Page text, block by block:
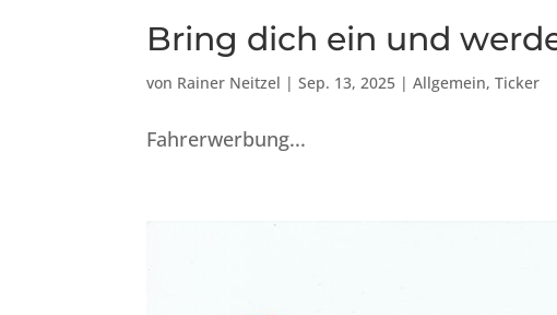
Bring dich ein und
von Rainer Neitzel |Sep. 13, 2025 |Allgemein,Ticker
Fahrerwerbung...